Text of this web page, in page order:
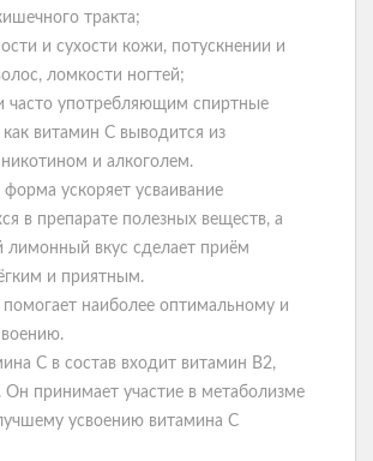
тракта;
и сухости кожи, потускнении и
ломкости ногтей;
часто употребляющим спиртные
как витамин С выводится из
и алкоголем.
форма ускоряет усваивание
в препарате полезных веществ, а
лимонный вкус сделает приём
и приятным.
помогает наиболее оптимальному и
С в состав входит витамин В2,
Он принимает участие в метаболизме
усвоению витамина С